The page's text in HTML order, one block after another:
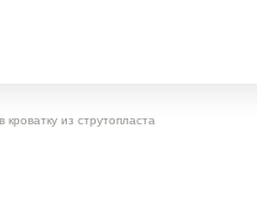
кроватку из струтопласта